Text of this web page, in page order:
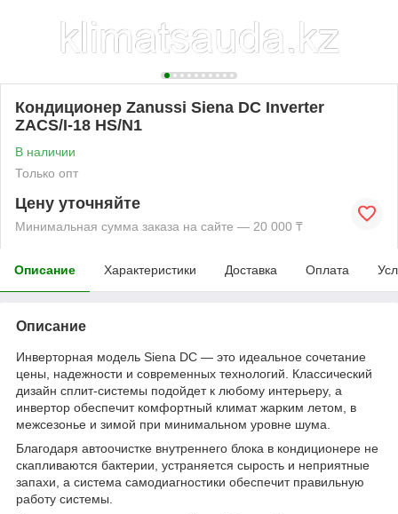
Кондиционер Zanussi Siena DC Inverter
ZACS/I-18 HS/N1
В наличии
Только опт
Цену уточняйте
Минимальная сумма заказа на сайте — 20 000 ₸
Описание Характеристики Доставка Оплата
Описание
Инверторная модель Siena DC — это идеальное сочетание
цены, надежности и современных технологий. Классический
дизайн сплит-системы подойдет к любому интерьеру, а
инвертор обеспечит комфортный климат жарким летом, в
межсезонье и зимой при минимальном уровне шума.
Благодаря автоочистке внутреннего блока в кондиционере не
скапливаются бактерии, устраняется сырость и неприятные
запахи, а система самодиагностики обеспечит правильную
работу системы.